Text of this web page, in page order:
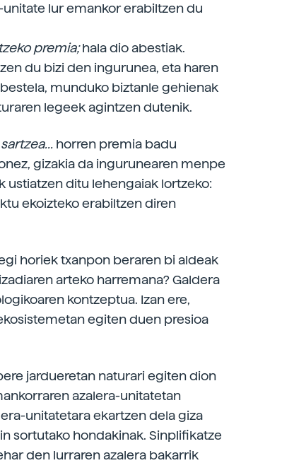
lur emankor erabiltzen du
premia;hala dio abestiak.
du bizi den ingurunea, eta haren
munduko biztanle gehienak
legeek agintzen dutenik.
horren premia badu
gizakia da ingurunearen menpe
ustiatzen ditu lehengaiak lortzeko:
ekoizteko erabiltzen diren
horiek txanpon beraren bi aldeak
arteko harremana? Galdera
kontzeptua. Izan ere,
egiten duen presioa
jardueretan naturari egiten dion
azalera-unitatetan
unitatetara ekartzen dela giza
sortutako hondakinak. Sinplifikatze
den lurraren azalera bakarrik